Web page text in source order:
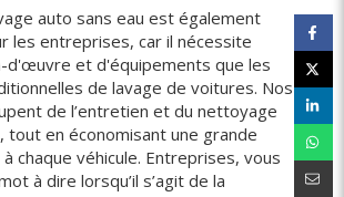
auto sans eau est également
les entreprises, car il nécessite
d'œuvre et d'équipements que les
de lavage de voitures. Nos
de l’entretien et du nettoyage
en économisant une grande
à chaque véhicule. Entreprises, vous
à dire lorsqu’il s’agit de la